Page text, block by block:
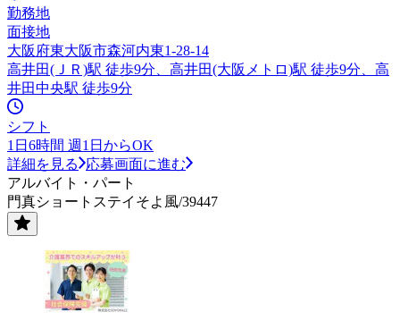
勤務地
面接地
大阪府東大阪市森河内東1-28-14
高井田(ＪＲ)駅 徒歩9分、高井田(大阪メトロ)駅 徒歩9分、高
井田中央駅 徒歩9分
シフト
1日6時間 週1日からOK
詳細を見る
応募画面に進む
アルバイト・パート
門真ショートステイそよ風/39447